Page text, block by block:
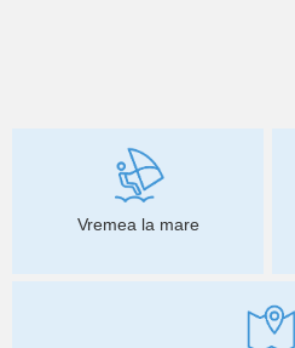
Vremea la mare